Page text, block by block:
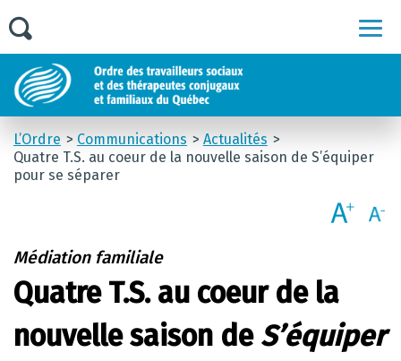
L’Ordre Communications
Actualités
Quatre T.S. au coeur de la nouvelle saison de S’équiper
pour se séparer
Médiation familiale
Quatre T.S. au coeur de la
nouvelle saison de S’équiper